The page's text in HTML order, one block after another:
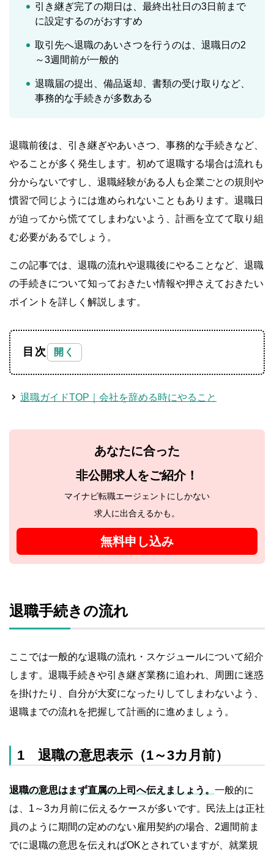
引き継ぎ完了の期日は、最終出社日の3日前まで
に設定するのがおすすめ
取引先へ退職のあいさつを行うのは、退職日の2
～3週間前が一般的
退職届の提出、備品返却、書類の受け取りなど、
事務的な手続きが多数ある
退職前後は、引き継ぎやあいさつ、事務的な手続きなど、
やることが多く発生します。初めて退職する場合は流れも
分からないですし、退職経験がある人も企業ごとの規則や
慣習で同じようには進められないこともあります。退職日
が迫ってから慌ててしまわないよう、計画を立てて取り組
む必要があるでしょう。
この記事では、退職の流れや退職後にやることなど、退職
の手続きについて知っておきたい情報や押さえておきたい
ポイントを詳しく解説します。
目次
退職ガイドTOP｜会社を辞める時にやること
あなたに合った
非公開求人をご紹介！
マイナビ転職エージェントにしかない
求人に出合えるかも。
無料申し込み
退職手続きの流れ
ここでは一般的な退職の流れ・スケジュールについて紹介
します。退職手続きや引き継ぎ業務に追われ、周囲に迷惑
を掛けたり、自分が大変になったりしてしまわないよう、
退職までの流れを把握して計画的に進めましょう。
1 退職の意思表示（1～3カ月前）
退職の意思はまず直属の上司へ伝えましょう。 一般的に
は、1～3カ月前に伝えるケースが多いです。民法上は正社
員のように期間の定めのない雇用契約の場合、2週間前ま
でに退職の意思を伝えればOKとされていますが、就業規